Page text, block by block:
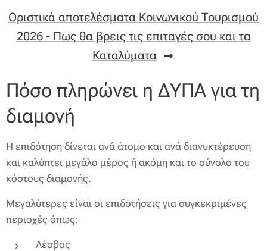
Οριστικά αποτελέσματα Κοινωνικού Τουρισμού
2026 - Πως θα βρεις τις επιταγές σου και τα
Καταλύματα
Πόσο πληρώνει η ΔΥΠΑ για τη
διαμονή
Η επιδότηση δίνεται ανά άτομο και ανά διανυκτέρευση
και καλύπτει μεγάλο μέρος ή ακόμη και το σύνολο του
κόστους διαμονής.
Μεγαλύτερες είναι οι επιδοτήσεις για συγκεκριμένες
περιοχές όπως:
Λέσβος